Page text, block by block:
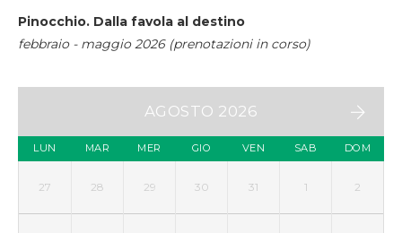
Pinocchio. Dalla favola al destino
febbraio - maggio 2026 (prenotazioni in corso)
AGOSTO 2026
LUN MAR MER GIO VEN SAB DOM
27 28 29 30 31 1 2